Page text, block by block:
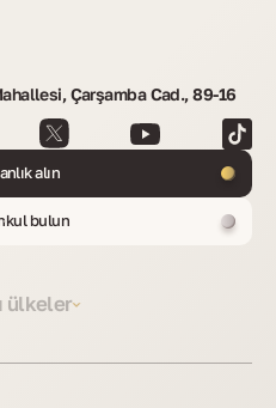
Çarşamba Cad., 89-16
alın
bulun
ülkeler